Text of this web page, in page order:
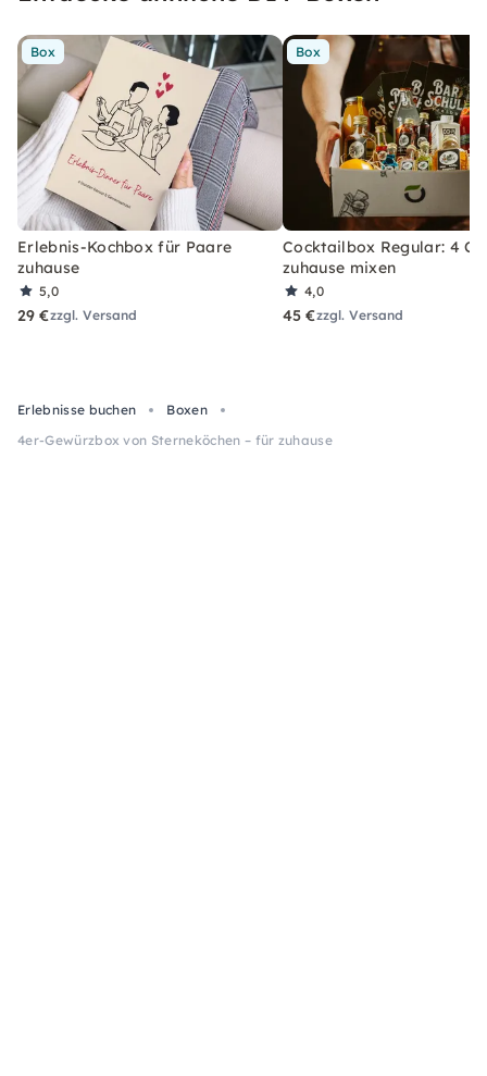
Box
Erlebnis-Kochbox für Paare
zuhause
5,0
29 €zzgl. Versand
Box
Cocktailbox Regular: 4
zuhause mixen
4,0
45 €zzgl. Versand
Erlebnisse buchen
Boxen
4er-Gewürzbox von Sterneköchen – für zuhause